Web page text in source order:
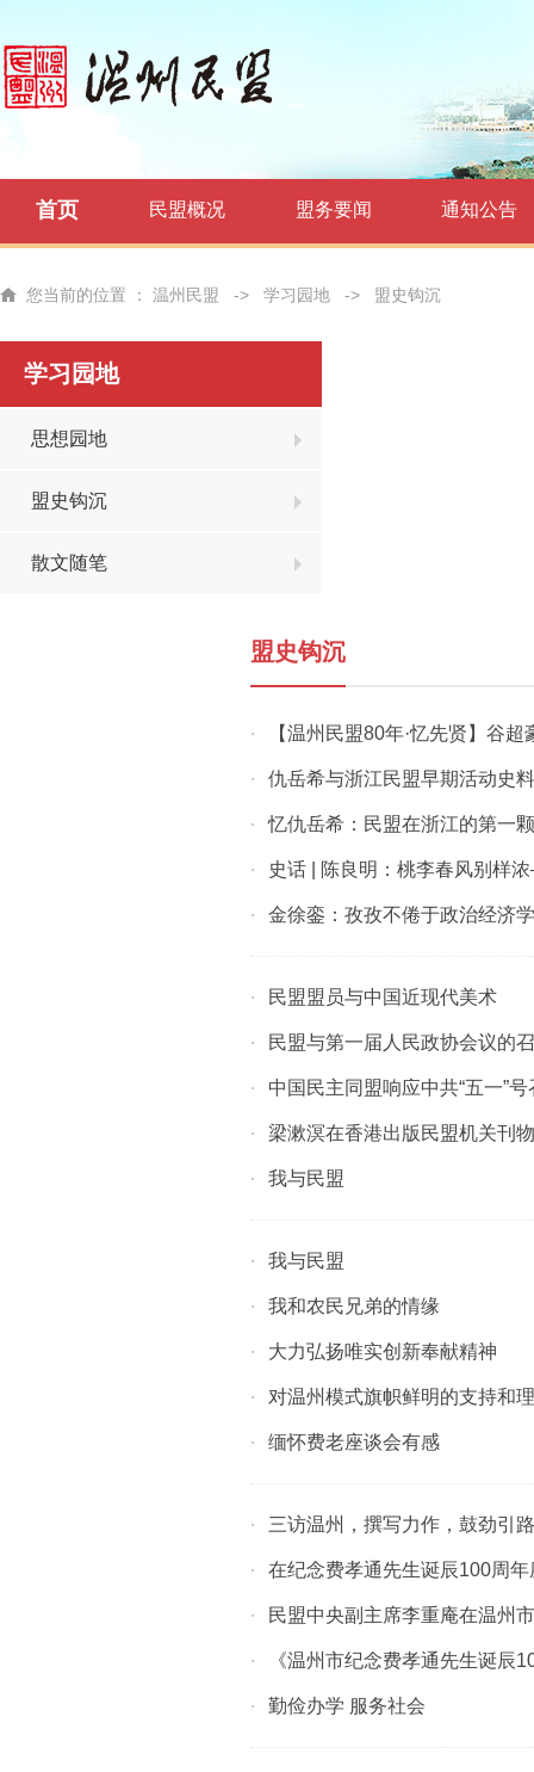
首页 民盟概况 盟务要闻 通知公告
您当前的位置 ： 温州民盟 -> 学习园地 -> 盟史钩沉
学习园地
思想园地
盟史钩沉
散文随笔
盟史钩沉
· 【温州民盟80年·忆先贤】谷
· 仇岳希与浙江民盟早期活动史
· 忆仇岳希：民盟在浙江的第一
· 史话 | 陈良明：桃李春风别样
· 金徐銮：孜孜不倦于政治经济
· 民盟盟员与中国近现代美术
· 民盟与第一届人民政协会议的
· 中国民主同盟响应中共“五一”
· 梁漱溟在香港出版民盟机关刊
· 我与民盟
· 我与民盟
· 我和农民兄弟的情缘
· 大力弘扬唯实创新奉献精神
· 对温州模式旗帜鲜明的支持和
· 缅怀费老座谈会有感
· 三访温州，撰写力作，鼓劲引路
· 在纪念费孝通先生诞辰100周
· 民盟中央副主席李重庵在温州
· 《温州市纪念费孝通先生诞辰
· 勤俭办学 服务社会